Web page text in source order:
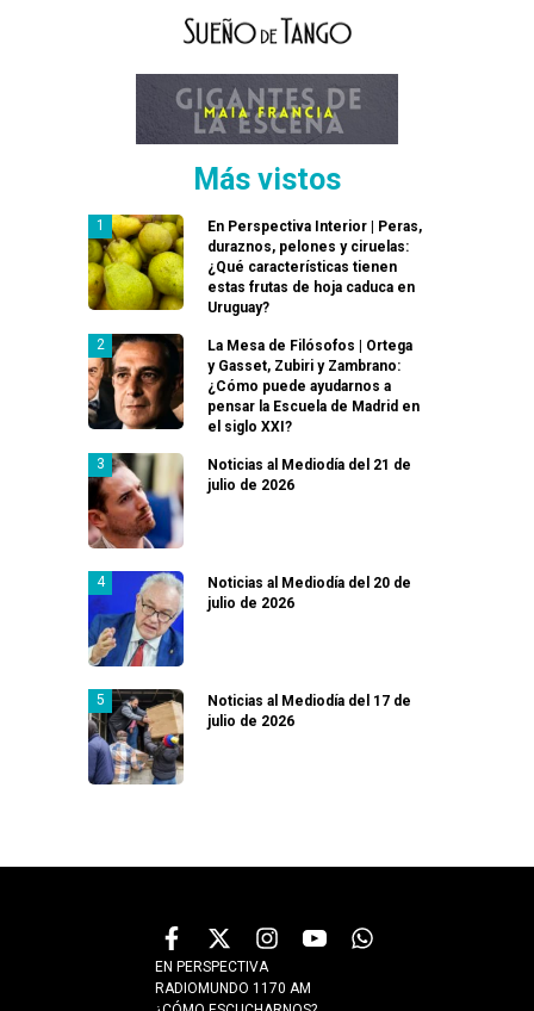
Más vistos
En Perspectiva Interior | Peras,
duraznos, pelones y ciruelas:
¿Qué características tienen
estas frutas de hoja caduca en
Uruguay?
La Mesa de Filósofos | Ortega
y Gasset, Zubiri y Zambrano:
¿Cómo puede ayudarnos a
pensar la Escuela de Madrid en
el siglo XXI?
Noticias al Mediodía del 21 de
julio de 2026
Noticias al Mediodía del 20 de
julio de 2026
Noticias al Mediodía del 17 de
julio de 2026
EN PERSPECTIVA
RADIOMUNDO 1170 AM